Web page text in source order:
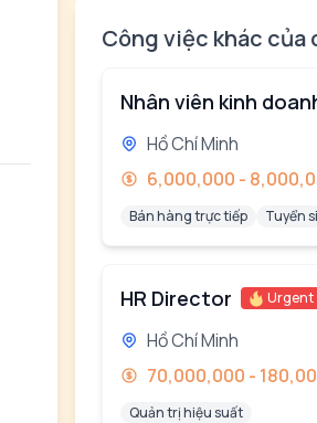
Công việc khác của
Nhân viên kinh
Hồ Chí Minh
6,000,000 -
Bán hàng trực tiếp Tuyển
HR Director Urgent
Hồ Chí Minh
70,000,000 -
Quản trị hiệu suất